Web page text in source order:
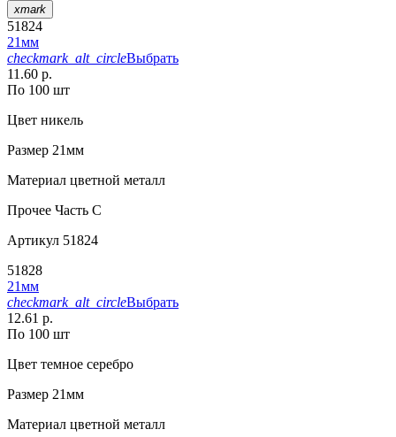
xmark
51824
21мм
checkmark_alt_circleВыбрать
11.60 р.
По 100 шт
Цвет никель
Размер 21мм
Материал цветной металл
Прочее Часть С
Артикул 51824
51828
21мм
checkmark_alt_circleВыбрать
12.61 р.
По 100 шт
Цвет темное серебро
Размер 21мм
Материал цветной металл